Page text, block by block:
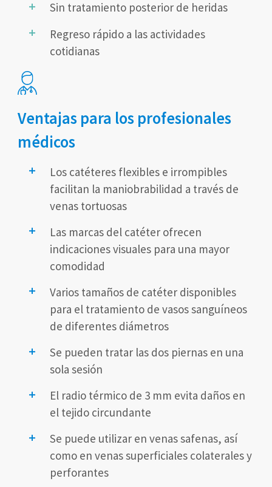
Sin tratamiento posterior de heridas
Regreso rápido a las actividades
cotidianas
Ventajas para los profesionales
médicos
Los catéteres flexibles e irrompibles
facilitan la maniobrabilidad a través de
venas tortuosas
Las marcas del catéter ofrecen
indicaciones visuales para una mayor
comodidad
Varios tamaños de catéter disponibles
para el tratamiento de vasos sanguíneos
de diferentes diámetros
Se pueden tratar las dos piernas en una
sola sesión
El radio térmico de 3 mm evita daños en
el tejido circundante
Se puede utilizar en venas safenas, así
como en venas superficiales colaterales y
perforantes